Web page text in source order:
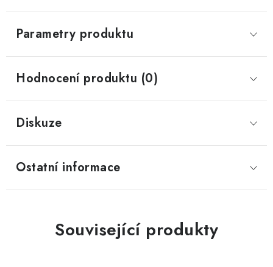
Parametry produktu
Hodnocení produktu (0)
Diskuze
Ostatní informace
Související produkty